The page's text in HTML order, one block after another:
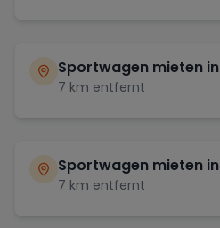
Sportwagen mieten in
7 km entfernt
Sportwagen mieten in
7 km entfernt